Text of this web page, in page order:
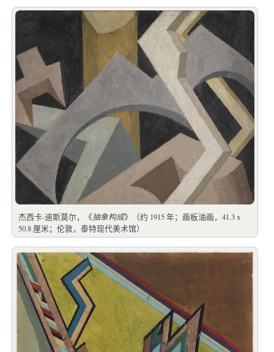
杰西卡-迪斯莫尔，《抽象构成》（约 1915 年；画板油画，41.3 x
50.8 厘米；伦敦，泰特现代美术馆）